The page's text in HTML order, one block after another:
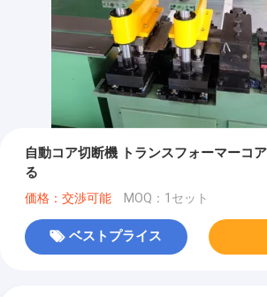
自動コア切断機 トランスフォーマーコ
る
価格：交渉可能 MOQ：1セット
ベストプライス